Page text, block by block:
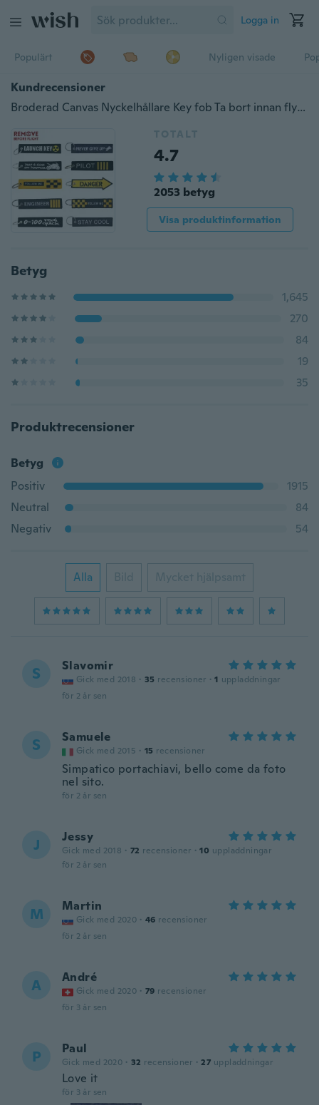
Logga in
Populärt Nyligen visade
Kundrecensioner
Broderad Canvas Nyckelhållare Key fob Ta bort innan flyg Nyckelring för motorcykel och bil
TOTALT
4.7
2053 betyg
Visa produktinformation
Betyg
1,645
270
84
19
35
Produktrecensioner
Betyg
Positiv
1915
Neutral
84
Negativ
54
Alla Bild Mycket hjälpsamt
S Slavomir
Gick med 2018 · 35 recensioner · 1 uppladdningar
för 2 år sen
S Samuele
Gick med 2015 · 15 recensioner
Simpatico portachiavi, bello come da foto
nel sito.
för 2 år sen
J Jessy
Gick med 2018 · 72 recensioner · 10 uppladdningar
för 2 år sen
M Martin
Gick med 2020 · 46 recensioner
för 2 år sen
A André
Gick med 2020 · 79 recensioner
för 3 år sen
P Paul
Gick med 2020 · 32 recensioner · 27 uppladdningar
Love it
för 3 år sen